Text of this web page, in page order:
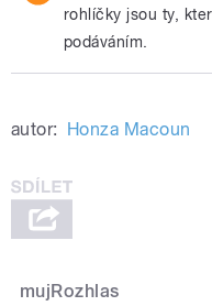
rohlíčky jsou ty,
podáváním.
autor: Honza Macoun
mujRozhlas